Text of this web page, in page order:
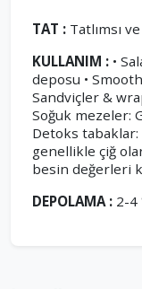
TAT : Tatlımsı
KULLANIM : •
deposu •
Sandviçler &
Soğuk mezeler:
Detoks
genellikle çiğ
besin değerleri
DEPOLAMA : 2-4